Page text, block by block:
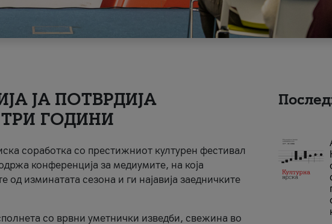
ЈА ПОТВРДИЈА
ГОДИНИ
соработка со престижниот културен фестивал
конференција за медиумите, на која
од изминатата сезона и ги најавија заедничките
со врвни уметнички изведби, свежина во